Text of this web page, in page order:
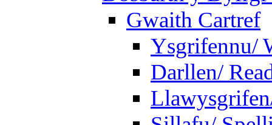
Gwaith Cartref
Ysgrifennu/
Darllen/